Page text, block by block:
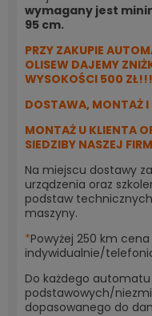
wymagany jest
95 cm.
PRZY ZAKUPIE
OLISEW DAJEMY
WYSOKOŚCI 500 ZŁ!!!
DOSTAWA, MONTAŻ
MONTAŻ U KLIENTA
SIEDZIBY NASZEJ
Na miejscu dostawy
urządzenia oraz
podstaw
maszyny.
*Powyżej 250 km
indywidualnie/
Do każdego
podstawowych/
dopasowanego do